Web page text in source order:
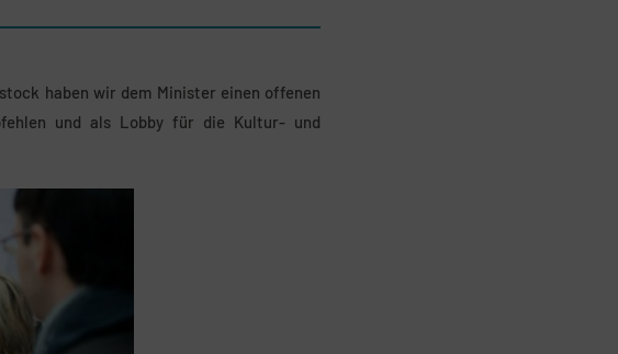
haben wir dem Minister einen offenen
und als Lobby für die Kultur- und